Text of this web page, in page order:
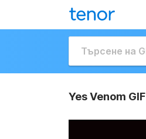
Yes Venom GIF